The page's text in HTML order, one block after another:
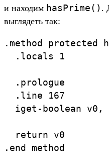
и находим hasPrime() .
выглядеть так:
.method protected
  .locals 1
  .prologue
  .line 167
iget-boolean v0,
  return v0
.end method